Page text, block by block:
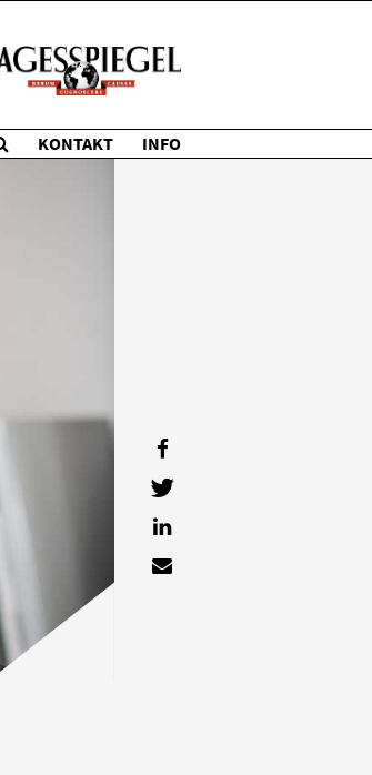
INFO
KONTAKT
teilen
tweet
mitteilen